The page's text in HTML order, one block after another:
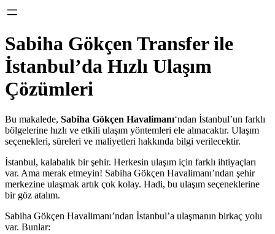
Sabiha Gökçen Transfer ile
İstanbul’da Hızlı Ulaşım
Çözümleri
Bu makalede, Sabiha Gökçen Havalimanı‘ndan İstanbul’un farklı
bölgelerine hızlı ve etkili ulaşım yöntemleri ele alınacaktır. Ulaşım
seçenekleri, süreleri ve maliyetleri hakkında bilgi verilecektir.
İstanbul, kalabalık bir şehir. Herkesin ulaşım için farklı ihtiyaçları
var. Ama merak etmeyin! Sabiha Gökçen Havalimanı’ndan şehir
merkezine ulaşmak artık çok kolay. Hadi, bu ulaşım seçeneklerine
bir göz atalım.
Sabiha Gökçen Havalimanı’ndan İstanbul’a ulaşmanın birkaç yolu
var. Bunlar: